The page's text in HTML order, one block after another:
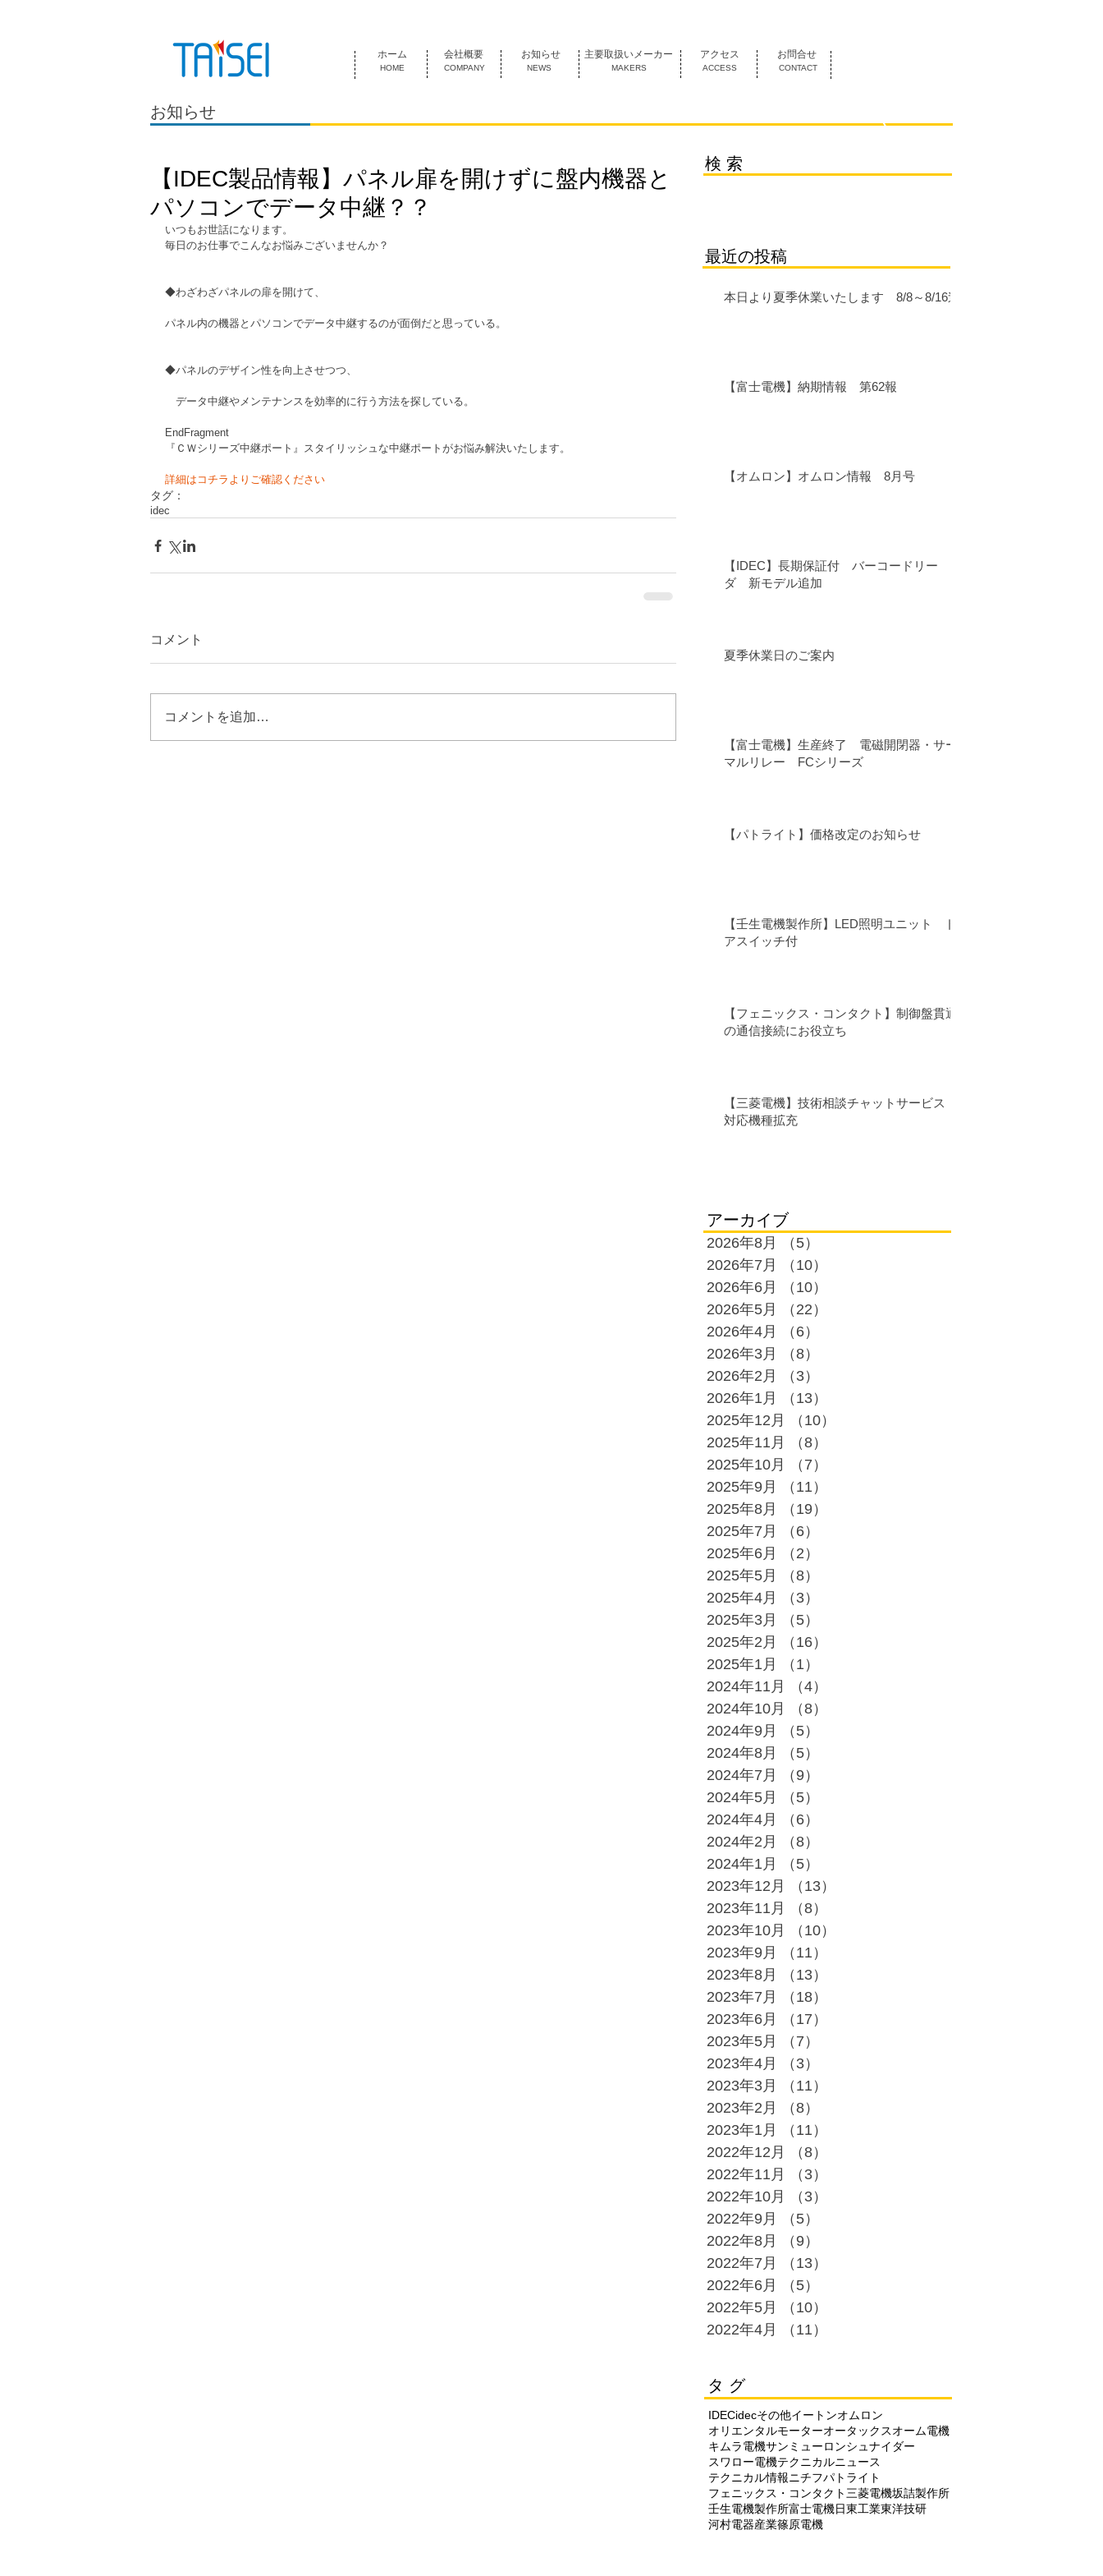
HOME COMPANY NEWS MAKERS ACCESS CONTACT
ホーム 会社概要 お知らせ 主要取扱いメーカー アクセス お問合せ
お知らせ
【IDEC製品情報】パネル扉を開けずに盤内機器と
パソコンでデータ中継？？
いつもお世話になります。
毎日のお仕事でこんなお悩みございませんか？
◆わざわざパネルの扉を開けて、
パネル内の機器とパソコンでデータ中継するのが面倒だと思っている。
◆パネルのデザイン性を向上させつつ、
データ中継やメンテナンスを効率的に行う方法を探している。
EndFragment
『ＣＷシリーズ中継ポート』スタイリッシュな中継ポートがお悩み解決いたします。
詳細はコチラよりご確認ください
タグ：
idec
コメント
コメントを追加…
検 索
最近の投稿
本日より夏季休業いたします 8/8～8/16迄
【富士電機】納期情報 第62報
【オムロン】オムロン情報 8月号
【IDEC】長期保証付 バーコードリー
ダ 新モデル追加
夏季休業日のご案内
【富士電機】生産終了 電磁開閉器・サー
マルリレー FCシリーズ
【パトライト】価格改定のお知らせ
【壬生電機製作所】LED照明ユニット ド
アスイッチ付
【フェニックス・コンタクト】制御盤貫通
の通信接続にお役立ち
【三菱電機】技術相談チャットサービス
対応機種拡充
アーカイブ
2026年8月 （5）
2026年7月
（10）
2026年6月
（10）
2026年5月
（22）
2026年4月
（6）
2026年3月
（8）
2026年2月
（3）
2026年1月
（13）
2025年12月
（10）
2025年11月
（8）
2025年10月
（7）
2025年9月
（11）
2025年8月
（19）
2025年7月
（6）
2025年6月
（2）
2025年5月
（8）
2025年4月
（3）
2025年3月
（5）
2025年2月
（16）
2025年1月
（1）
2024年11月
（4）
2024年10月
（8）
2024年9月
（5）
2024年8月
（5）
2024年7月
（9）
2024年5月
（5）
2024年4月
（6）
2024年2月
（8）
2024年1月
（5）
2023年12月
（13）
2023年11月
（8）
2023年10月
（10）
2023年9月
（11）
2023年8月
（13）
2023年7月
（18）
2023年6月
（17）
2023年5月
（7）
2023年4月
（3）
2023年3月
（11）
2023年2月
（8）
2023年1月
（11）
2022年12月
（8）
2022年11月
（3）
2022年10月
（3）
2022年9月
（5）
2022年8月
（9）
2022年7月
（13）
2022年6月
（5）
2022年5月
（10）
2022年4月
（11）
タ グ
IDECidecその他イートンオムロン
オリエンタルモーターオータックスオーム電機
キムラ電機サンミューロンシュナイダー
スワロー電機テクニカルニュース
テクニカル情報ニチフパトライト
フェニックス・コンタクト 三菱電機坂詰製作所
壬生電機製作所富士電機日東工業東洋技研
河村電器産業篠原電機